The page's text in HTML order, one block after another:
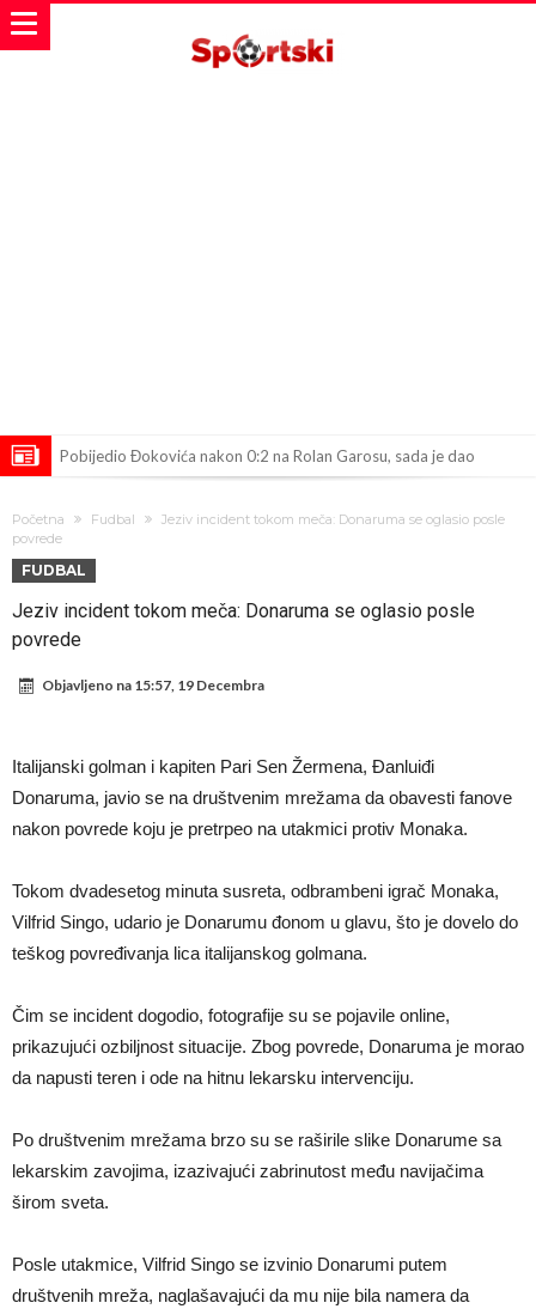
Pobijedio Đokovića nakon 0:2 na Rolan Garosu, sada je dao
daleko”
Koliko traži PSG i koji je Liverpulov “plafon” za Bredlija Barkolu?
Prva ponuda za Rafaela Leaa – odbijena!
Zašto je nepoznati italijanski petoligaš dobio nevjerovatan stadion
zahtijeva pravdu.
Potresne scene na sahrani UFC borca! Red ljudi, muzika i aplauz koji
tjera suze
GROM USMRTIO FUDBALERA: Velika tragedija! Povrijeđeno još 12
Početna Fudbal
Jeziv incident tokom meča: Donaruma se oglasio posle
povrede
FUDBAL
Jeziv incident tokom meča: Donaruma se oglasio posle
povrede
Objavljeno na 15:57, 19 Decembra
Italijanski golman i kapiten Pari Sen Žermena, Đanluiđi
Donaruma, javio se na društvenim mrežama da obavesti fanove
nakon povrede koju je pretrpeo na utakmici protiv Monaka.
Tokom dvadesetog minuta susreta, odbrambeni igrač Monaka,
Vilfrid Singo, udario je Donarumu đonom u glavu, što je dovelo do
teškog povređivanja lica italijanskog golmana.
Čim se incident dogodio, fotografije su se pojavile online,
prikazujući ozbiljnost situacije. Zbog povrede, Donaruma je morao
da napusti teren i ode na hitnu lekarsku intervenciju.
Po društvenim mrežama brzo su se raširile slike Donarume sa
lekarskim zavojima, izazivajući zabrinutost među navijačima
širom sveta.
Posle utakmice, Vilfrid Singo se izvinio Donarumi putem
društvenih mreža, naglašavajući da mu nije bila namera da